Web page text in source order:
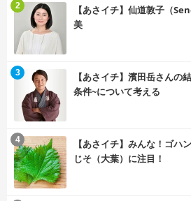
【あさイチ】仙道敦子（
美
2
【あさイチ】濱田岳さんの
条件~について考える
3
【あさイチ】みんな！ゴハ
じそ（大葉）に注目！
4